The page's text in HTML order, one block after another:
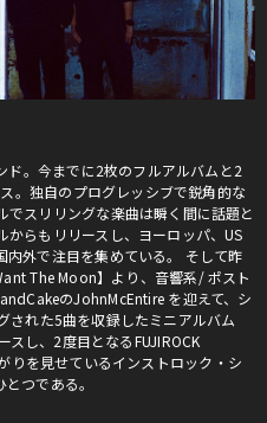
。今までに2枚のフルアルバムと2
。独自のプログレッシブで鋭角的な
でスリリングな楽曲は瞬く間に話題と
らもリリースし、ヨーロッパ、US
内外で注目を集めている。 そして昨
The Moon】より、音響系/ ポスト
のJohnMcEntire を迎えて、シ
れた5曲を収録したミニアルバム
スし、2度目となるFUJIROCK
りを見せているインストロック・シ
つである。